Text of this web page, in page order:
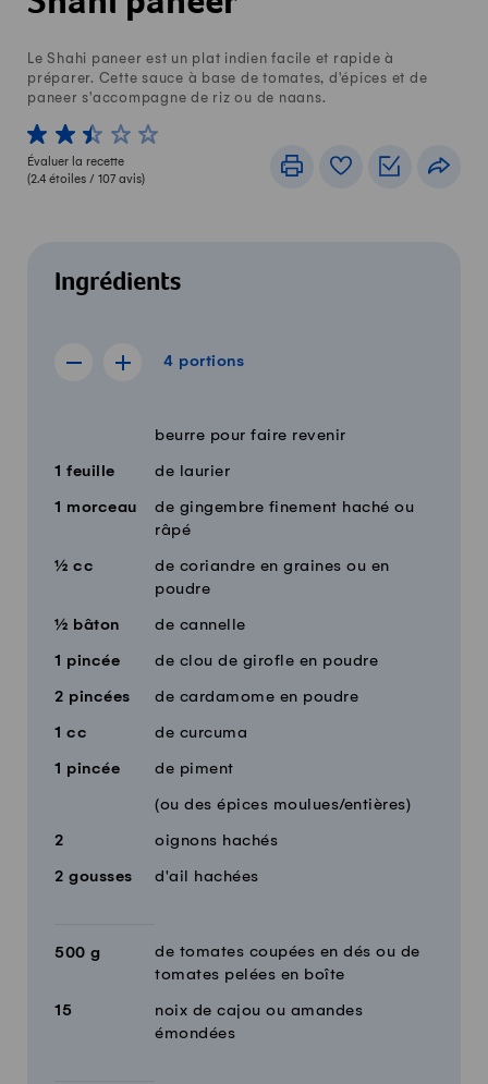
Le Shahi paneer est un plat indien facile et rapide à
préparer. Cette sauce à base de tomates, d'épices et de
paneer s'accompagne de riz ou de naans.
1 von 5 étoiles
2 von 5 étoiles
3 von 5 étoiles
4 von 5 étoiles
5 von 5 étoiles
Évaluer la recette
(2.4 étoiles / 107 avis)
ImprimerLivre de recettes
Listes de
Ingrédients
4 portions
Afficher la recette de 3 portions
Afficher la recette de 5 portions
4 portions
Ingrédients
beurre pour faire revenir
1 feuille de laurier
1 morceau
de gingembre finement haché ou
râpé
½ cc
de coriandre en graines ou en
poudre
½ bâton de cannelle
1 pincée de clou de girofle en poudre
2 pincées de cardamome en poudre
1 cc de curcuma
1 pincée de piment
(ou des épices moulues/entières)
2 oignons hachés
2 gousses d'ail hachées
500 g
de tomates coupées en dés ou de
tomates pelées en boîte
15
noix de cajou ou amandes
émondées